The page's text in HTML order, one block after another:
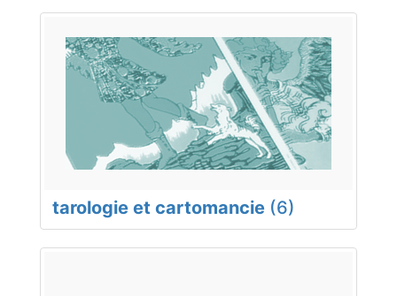
tarologie et cartomancie (6)